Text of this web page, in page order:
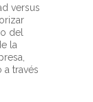
versus
del
la
través